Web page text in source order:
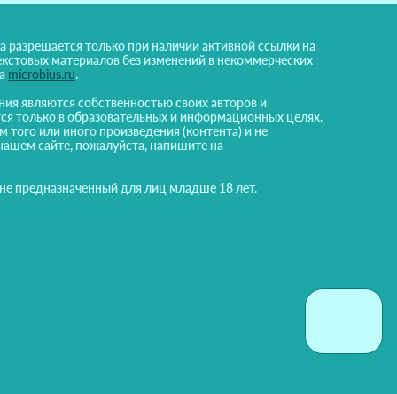
разрешается только при наличии активной ссылки на
материалов без изменений в некоммерческих
microbius.ru.
являются собственностью своих авторов и
только в образовательных и информационных целях.
того или иного произведения (контента) и не
сайте, пожалуйста, напишите на
предназначенный для лиц младше 18 лет.